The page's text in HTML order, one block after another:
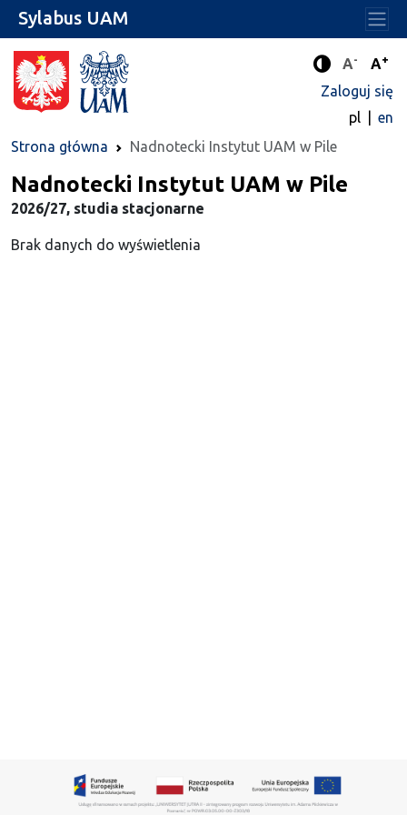
Tryb
A- A+
Zaloguj się
pl
en
Strona główna
Nadnotecki Instytut UAM w Pile
Sylabus UAM
Nadnotecki Instytut UAM w Pile
2026/27, studia stacjonarne
Brak danych do wyświetlenia